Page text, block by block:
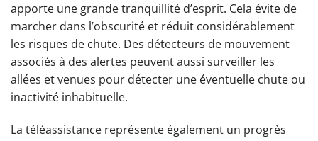
apporte une grande tranquillité d’esprit. Cela évite de
marcher dans l’obscurité et réduit considérablement
les risques de chute. Des détecteurs de mouvement
associés à des alertes peuvent aussi surveiller les
allées et venues pour détecter une éventuelle chute ou
inactivité inhabituelle.
La téléassistance représente également un progrès